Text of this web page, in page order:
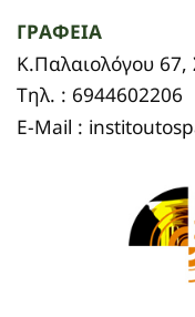
ΓΡΑΦΕΙΑ
Κ.Παλαιολόγου
Τηλ. : 6944602206
E-Mail :